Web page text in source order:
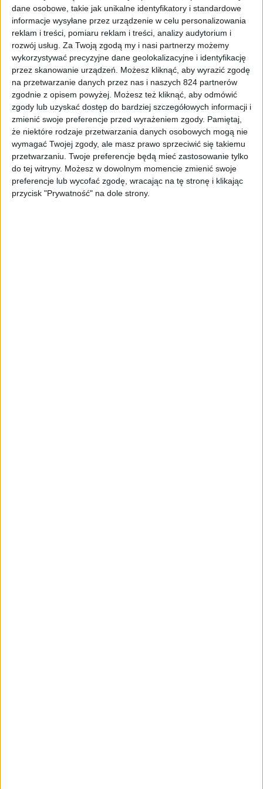
dane osobowe, takie jak unikalne identyfikatory i standardowe
informacje wysyłane przez urządzenie w celu personalizowania
reklam i treści, pomiaru reklam i treści, analizy audytorium i
rozwój usług. Za Twoją zgodą my i nasi partnerzy możemy
wykorzystywać precyzyjne dane geolokalizacyjne i identyfikację
przez skanowanie urządzeń. Możesz kliknąć, aby wyrazić zgodę
na przetwarzanie danych przez nas i naszych 824 partnerów
zgodnie z opisem powyżej. Możesz też kliknąć, aby odmówić
zgody lub uzyskać dostęp do bardziej szczegółowych informacji i
zmienić swoje preferencje przed wyrażeniem zgody. Pamiętaj,
że niektóre rodzaje przetwarzania danych osobowych mogą nie
wymagać Twojej zgody, ale masz prawo sprzeciwić się takiemu
przetwarzaniu. Twoje preferencje będą mieć zastosowanie tylko
do tej witryny. Możesz w dowolnym momencie zmienić swoje
preferencje lub wycofać zgodę, wracając na tę stronę i klikając
przycisk "Prywatność" na dole strony.
Kiedy trafi na Switcha?Bo to, że w ogóle będzie, było
niemal pewne. Mamy potwierdzenie.
https://twitter.com/TonyHawkTheGame/status/
Port gry na Switcha jest już gotowy ioficjalnie zagości na
konsoli 25 czerwca. Co więcej jest to pewna informacja,
bo pojawiła się na oficjalnym profilu gry na Twitterze
(powyżej).
Cena Tony’ego Hawka na Switcha
No właśnie – ile przyjdzie nam zapłacić za grę na
Nintendo Switch? To zależy. Jak na razie oficjalną ceną,
przykładowo na Amazonie jest 39,99 dolarów. Co prawda